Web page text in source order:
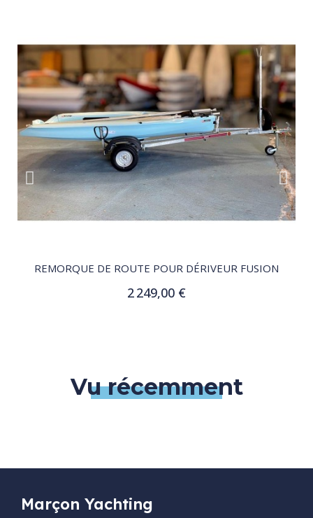
REMORQUE DE ROUTE POUR DÉRIVEUR FUSION
2 249,00 €
Ajouter au panier
Vu récemment
Marçon Yachting